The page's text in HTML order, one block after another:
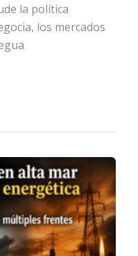
la política
los mercados